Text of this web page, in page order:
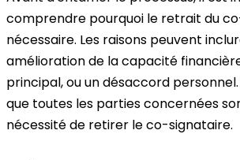
comprendre pourquoi le retrait du
nécessaire. Les raisons peuvent
amélioration de la capacité
principal, ou un désaccord
que toutes les parties concernées
nécessité de retirer le co-signataire.